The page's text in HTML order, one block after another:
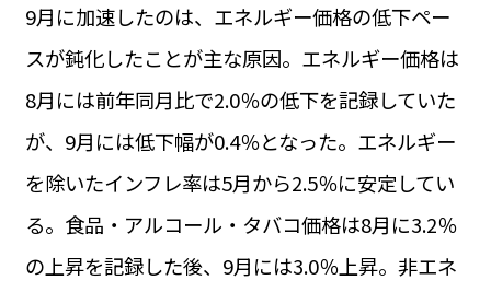
ライフスタイル
BUSINESS
ビジネス・キャリア
フランス生活
TAG
タグ
#トゥールーズ Toulouse
#レンタカー
#フランス旅行
#パリ
#お土産 #トリビア
#データで読み解くフランス
#フランス郵便情報
#フランス交通機関
#求人
広告掲載
サイトポリシー
9月に加速したのは、エネルギー価格の低下ペー
スが鈍化したことが主な原因。エネルギー価格は
8月には前年同月比で2.0％の低下を記録していた
が、9月には低下幅が0.4％となった。エネルギー
を除いたインフレ率は5月から2.5％に安定してい
る。食品・アルコール・タバコ価格は8月に3.2％
の上昇を記録した後、9月には3.0％上昇。非エネ